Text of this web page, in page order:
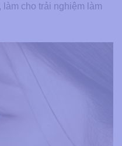
cho trải nghiệm làm